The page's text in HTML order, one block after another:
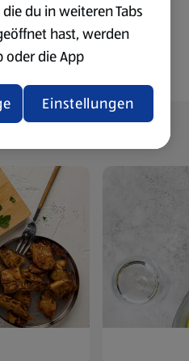
du in weiteren Tabs
hast, werden
oder die App
wieder geöffnet
Einstellungen